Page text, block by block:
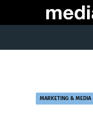
MARKETING & MEDIA